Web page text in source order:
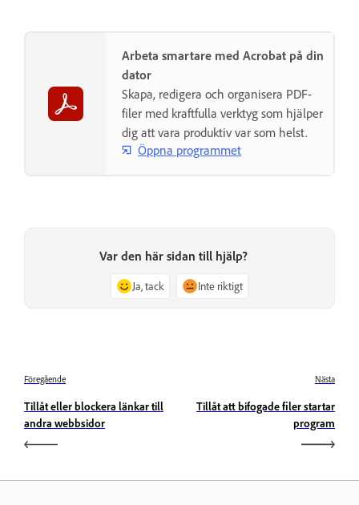
Arbeta smartare med Acrobat på din
dator
Skapa, redigera och organisera PDF-
filer med kraftfulla verktyg som hjälper
dig att vara produktiv var som helst.
Öppna programmet
Var den här sidan till hjälp?
Ja, tack Inte riktigt
Föregående
Tillåt eller blockera länkar till
andra webbsidor
Nästa
Tillåt att bifogade filer startar
program